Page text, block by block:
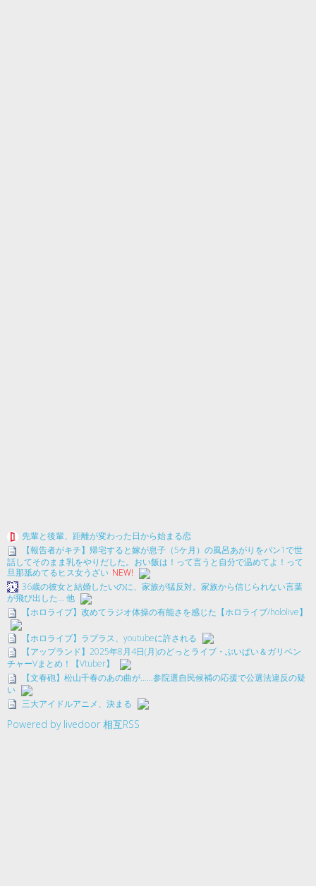
先輩と後輩、距離が変わった日から始まる恋
【報告者がキチ】帰宅すると嫁が息子（5ケ月）の風呂あがりをパン1で世
話してそのまま乳をやりだした。おい飯は！って言うと自分で温めてよ！って
旦那舐めてるヒス女うざい NEW!
36歳の彼女と結婚したいのに、家族が猛反対。家族から信じられない言葉
が飛び出した… 他
【ホロライブ】改めてラジオ体操の有能さを感じた【ホロライブ/hololive】
【ホロライブ】ラプラス、youtubeに許される
【アップランド】2025年8月4日(月)のどっとライブ・ぶいぱい＆ガリベン
チャーVまとめ！【Vtuber】
【文春砲】松山千春のあの曲が……参院選自民候補の応援で公選法違反の疑
い
三大アイドルアニメ、決まる
Powered by livedoor 相互RSS